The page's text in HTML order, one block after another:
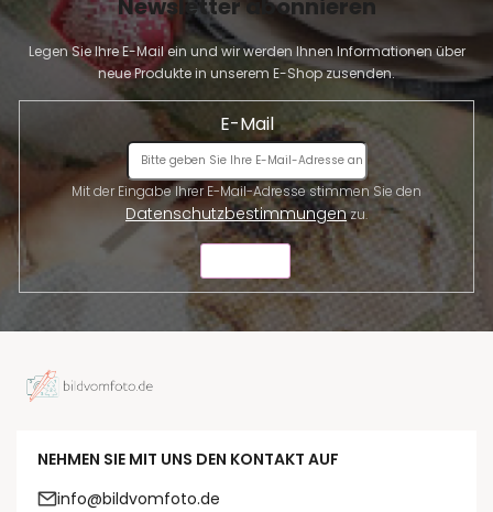
Newsletter abonnieren
Legen Sie Ihre E-Mail ein und wir werden Ihnen Informationen über
neue Produkte in unserem E-Shop zusenden.
E-Mail
Datenschutzbestimmungenzu.
NEHMEN SIE MIT UNS DEN KONTAKT AUF
info@bildvomfoto.de